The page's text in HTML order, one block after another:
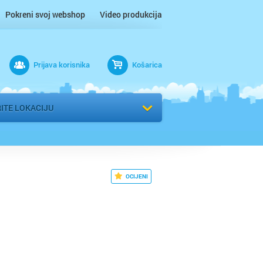
Pokreni svoj webshop Video produkcija
Prijava korisnika Košarica
LOKACIJU
m
OCIJENI